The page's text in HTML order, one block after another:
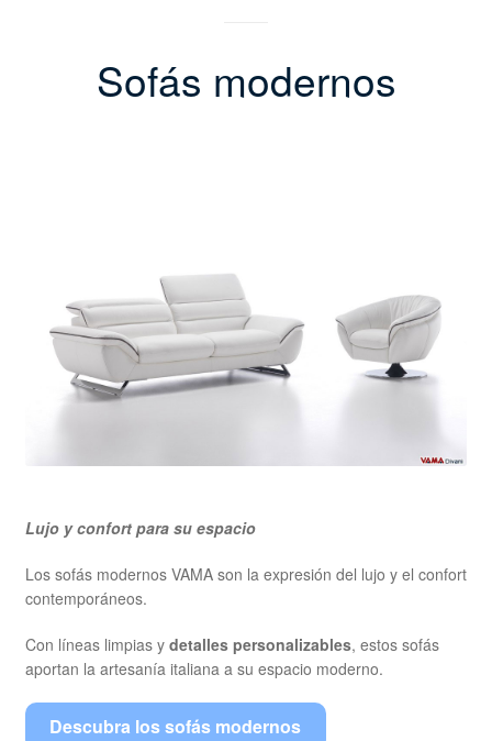
Sofás modernos
Lujo y confort para su espacio
Los sofás modernos VAMA son la expresión del lujo y el confort
contemporáneos.
Con líneas limpias y detalles personalizables, estos sofás
aportan la artesanía italiana a su espacio moderno.
Descubra los sofás modernos